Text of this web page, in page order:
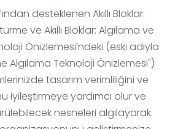
desteklenen Akıllı Bloklar:
ve Akıllı Bloklar: Algılama ve
Önizlemesi’ndeki (eski adıyla
Algılama Teknoloji Önizlemesi")
tasarım verimliliğini ve
iyileştirmeye yardımcı olur ve
nesneleri algılayarak